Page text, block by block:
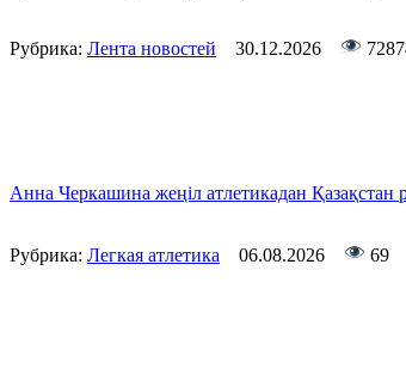
Рубрика: Лента новостей 30.12.2026
Анна Черкашина жеңіл атлетикадан
Рубрика: Легкая атлетика 06.08.2026 69